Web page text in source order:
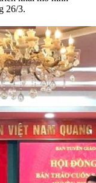
26/3.